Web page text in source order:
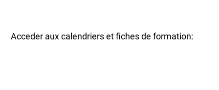
Acceder aux calendriers et fiches de formation: